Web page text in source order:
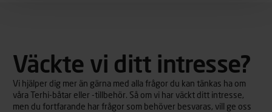
Väckte vi ditt intresse?
Vi hjälper dig mer än gärna med alla frågor du kan tänkas ha om
våra Terhi-båtar eller -tillbehör. Så om vi har väckt ditt intresse,
men du fortfarande har frågor som behöver besvaras, vill ge oss